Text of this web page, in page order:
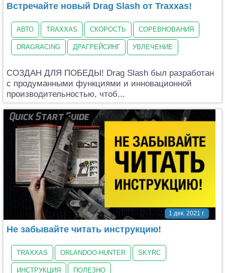
Встречайте новый Drag Slash от Traxxas!
АВТО TRAXXAS СКОРОСТЬ СОРЕВНОВАНИЯ
DRAGRACING ДРАГРЕЙСИНГ УВЛЕЧЕНИЕ
СОЗДАН ДЛЯ ПОБЕДЫ! Drag Slash был разработан
с продуманными функциями и инновационной
производительностью, чтоб...
1 дек. 2021 г.
Не забывайте читать инструкцию!
TRAXXAS ORLANDOO-HUNTER SKYRC
ИНСТРУКЦИЯ ПОЛЕЗНО